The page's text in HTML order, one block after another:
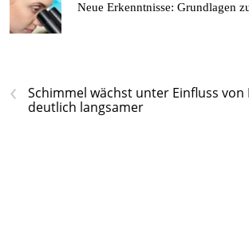
Neue Erkenntnisse: Grundlagen
‹
Schimmel wächst unter Einfluss von
deutlich langsamer